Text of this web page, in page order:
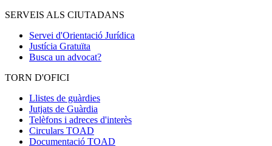
SERVEIS ALS CIUTADANS
Servei d'Orientació Jurídica
Justícia Gratuïta
Busca un advocat?
TORN D'OFICI
Llistes de guàrdies
Jutjats de Guàrdia
Telèfons i adreces d'interès
Circulars TOAD
Documentació TOAD